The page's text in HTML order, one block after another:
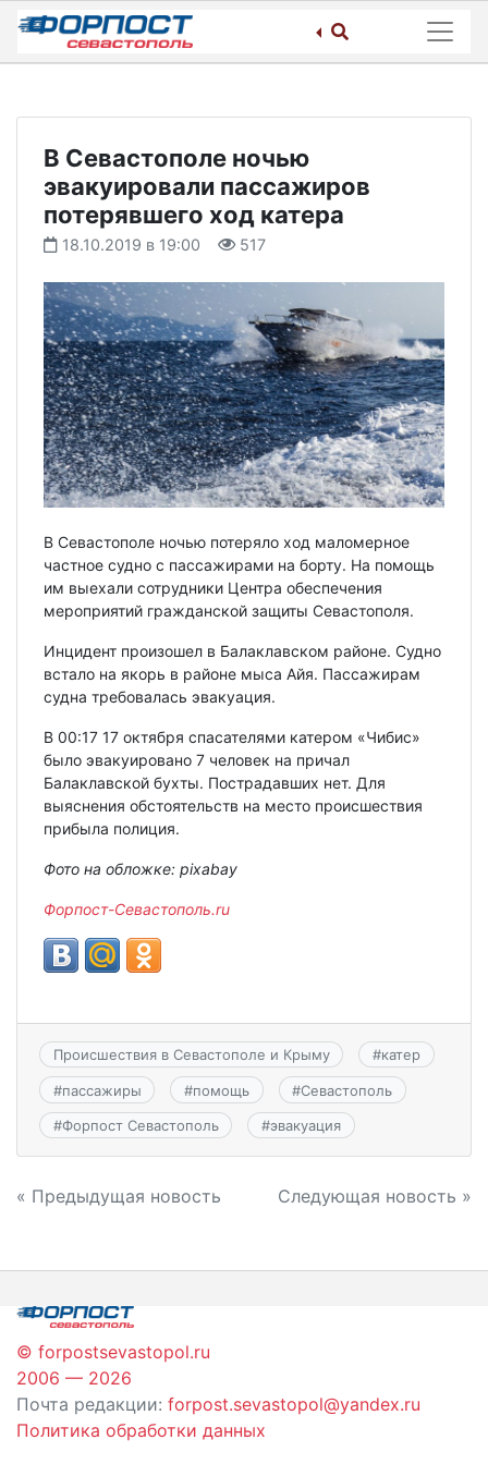
Skip
content
В Севастополе ночью
эвакуировали пассажиров
потерявшего ход катера
18.10.2019 в 19:00 517
В Севастополе ночью потеряло ход маломерное
частное судно с пассажирами на борту. На помощь
им выехали сотрудники Центра обеспечения
мероприятий гражданской защиты Севастополя.
Инцидент произошел в Балаклавском районе. Судно
встало на якорь в районе мыса Айя. Пассажирам
судна требовалась эвакуация.
В 00:17 17 октября спасателями катером «Чибис»
было эвакуировано 7 человек на причал
Балаклавской бухты. Пострадавших нет. Для
выяснения обстоятельств на место происшествия
прибыла полиция.
Фото на обложке: pixabay
Форпост-Севастополь.ru
Происшествия в Севастополе и Крыму #катер
#пассажиры #помощь #Севастополь
#Форпост Севастополь #эвакуация
Навигация
записям
« Предыдущая новость Следующая новость »
© forpostsevastopol.ru
2006 — 2026
Почта редакции: forpost.sevastopol@yandex.ru
Политика обработки данных